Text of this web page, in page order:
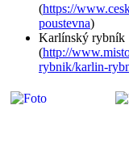
(https://
poustevna)
Karlínský rybník
(http://
rybnik/karlin-